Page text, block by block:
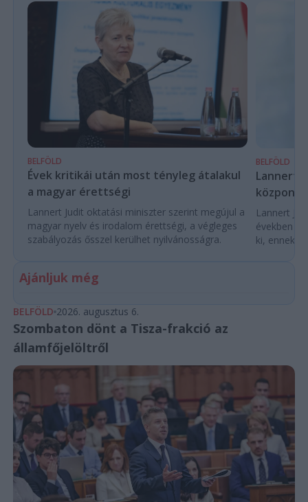
BELFÖLD
Évek kritikái után most tényleg átalakul
a magyar érettségi
Lannert Judit oktatási miniszter szerint megújul a
magyar nyelv és irodalom érettségi, a végleges
szabályozás ősszel kerülhet nyilvánosságra.
BELFÖLD
Lannert
Lannert
években
ki, ennek
Ajánljuk még
BELFÖLD 2026. augusztus 6.
Szombaton dönt a Tisza-frakció az
államfőjelöltről